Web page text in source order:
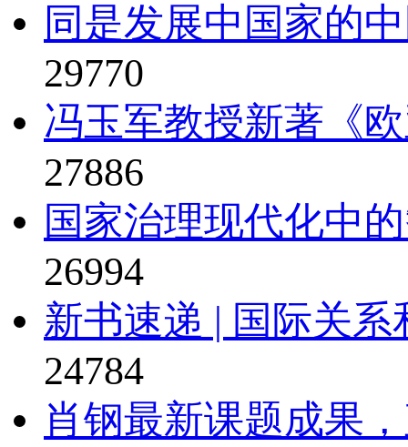
同是发展中国家的
29770
冯玉军教授新著《
27886
国家治理现代化中
26994
新书速递 | 国际关系
24784
肖钢最新课题成果